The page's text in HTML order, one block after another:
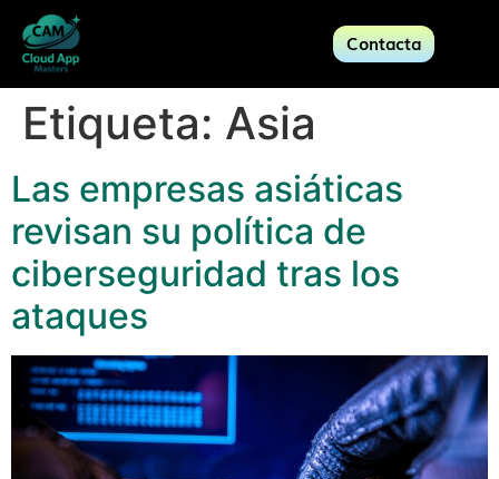
Contacta
Etiqueta: Asia
Las empresas asiáticas
revisan su política de
ciberseguridad tras los
ataques